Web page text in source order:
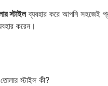
স্টাইলব্যবহার করে আপনি সহজেই
করেন।
স্টাইল কী?